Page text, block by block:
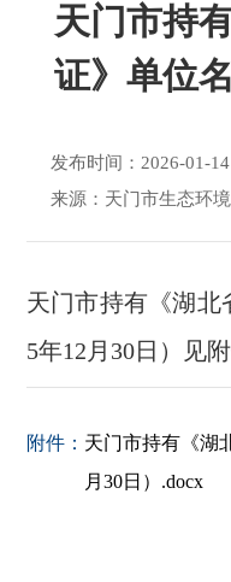
天门市持
证》单位
发布时间：2026-01-
来源：天门市生态环
天门市持有《湖北
5年12月30日）见附
附件： 天门市持有《湖
月30日）.docx